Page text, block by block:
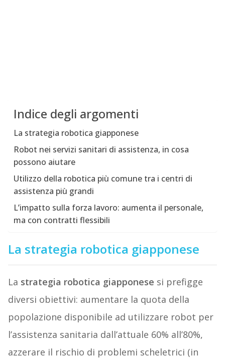
Indice degli argomenti
La strategia robotica giapponese
Robot nei servizi sanitari di assistenza, in cosa
possono aiutare
Utilizzo della robotica più comune tra i centri di
assistenza più grandi
L’impatto sulla forza lavoro: aumenta il personale,
ma con contratti flessibili
La strategia robotica giapponese
La strategia robotica giapponese si prefigge
diversi obiettivi: aumentare la quota della
popolazione disponibile ad utilizzare robot per
l’assistenza sanitaria dall’attuale 60% all’80%,
azzerare il rischio di problemi scheletrici (in